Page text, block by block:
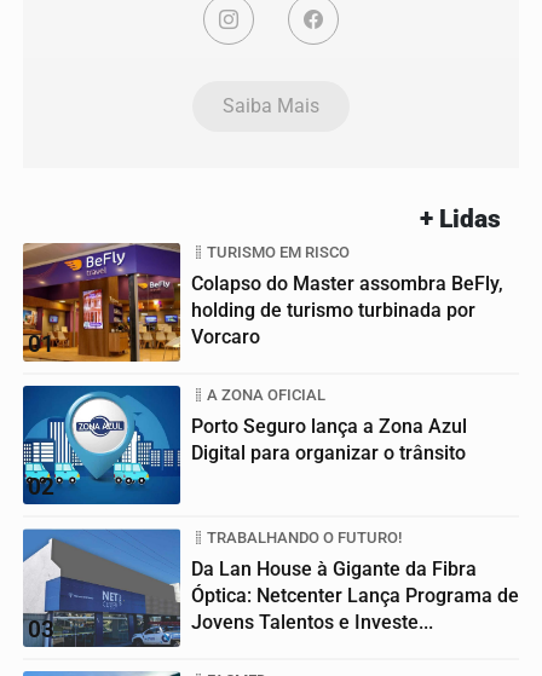
Saiba Mais
+ Lidas
01
TURISMO EM RISCO
Colapso do Master assombra BeFly,
holding de turismo turbinada por
Vorcaro
02
A ZONA OFICIAL
Porto Seguro lança a Zona Azul
Digital para organizar o trânsito
03
TRABALHANDO O FUTURO!
Da Lan House à Gigante da Fibra
Óptica: Netcenter Lança Programa de
Jovens Talentos e Investe...